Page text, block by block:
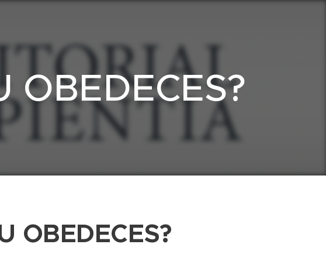
OBEDECES?
OBEDECES?